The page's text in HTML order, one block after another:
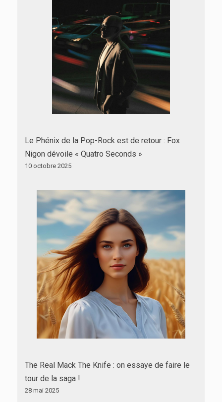
Le Phénix de la Pop-Rock est de retour : Fox
Nigon dévoile « Quatro Seconds »
10 octobre 2025
The Real Mack The Knife : on essaye de faire le
tour de la saga !
28 mai 2025